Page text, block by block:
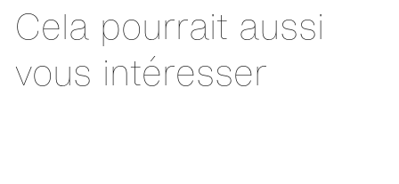
Cela pourrait aussi
vous intéresser